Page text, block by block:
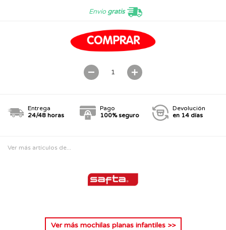
Envíogratis
Entrega
24/48 horas
Pago
100% seguro
Devolución
en 14 días
Ver más artículos de...
Ver más mochilas planas infantiles>>